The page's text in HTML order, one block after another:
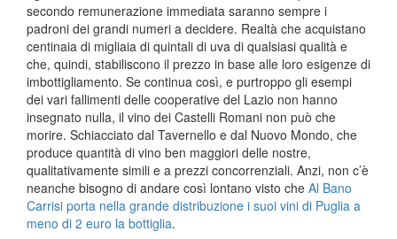
secondo remunerazione immediata saranno sempre i
padroni dei grandi numeri a decidere. Realtà che acquistano
centinaia di migliaia di quintali di uva di qualsiasi qualità e
che, quindi, stabiliscono il prezzo in base alle loro esigenze di
imbottigliamento. Se continua così, e purtroppo gli esempi
dei vari fallimenti delle cooperative del Lazio non hanno
insegnato nulla, il vino dei Castelli Romani non può che
morire. Schiacciato dal Tavernello e dal Nuovo Mondo, che
produce quantità di vino ben maggiori delle nostre,
qualitativamente simili e a prezzi concorrenziali. Anzi, non c’è
neanche bisogno di andare così lontano visto che Al Bano
Carrisi porta nella grande distribuzione i suoi vini di Puglia a
meno di 2 euro la bottiglia.